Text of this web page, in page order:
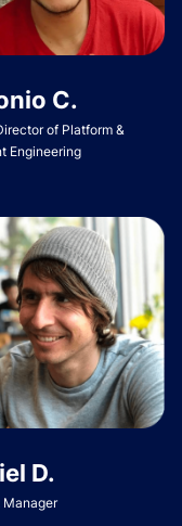
C.
of Platform &
Engineering
D.
Manager